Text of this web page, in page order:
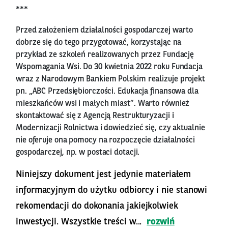
***
Przed założeniem działalności gospodarczej warto
dobrze się do tego przygotować, korzystając na
przykład ze szkoleń realizowanych przez Fundację
Wspomagania Wsi. Do 30 kwietnia 2022 roku Fundacja
wraz z Narodowym Bankiem Polskim realizuje projekt
pn. „ABC Przedsiębiorczości. Edukacja finansowa dla
mieszkańców wsi i małych miast”. Warto również
skontaktować się z Agencją Restrukturyzacji i
Modernizacji Rolnictwa i dowiedzieć się, czy aktualnie
nie oferuje ona pomocy na rozpoczęcie działalności
gospodarczej, np. w postaci dotacji.
Niniejszy dokument jest jedynie materiałem
informacyjnym do użytku odbiorcy i nie stanowi
rekomendacji do dokonania jakiejkolwiek
inwestycji. Wszystkie treści w...
rozwiń